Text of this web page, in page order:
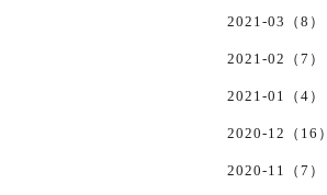
2021-03（8）
2021-02（7）
2021-01（4）
2020-12（16）
2020-11（7）